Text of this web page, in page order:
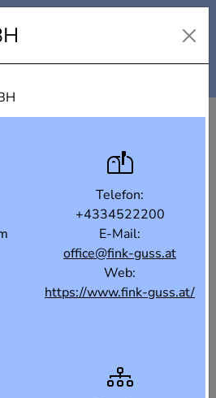
Karte Filter
Telefon:
+4334522200
E-Mail:
office@fink-guss.at
Web:
https://www.fink-guss.at/